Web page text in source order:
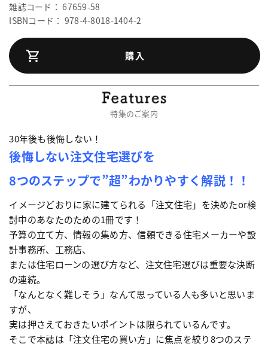
雑誌コード： 67659-58
ISBNコード： 978-4-8018-1404-2
購入
特集のご案内
30年後も後悔しない！
後悔しない注文住宅選びを
8つのステップで”超”わかりやすく解説！！
イメージどおりに家に建てられる「注文住宅」を決めたor検
討中のあなたのための1冊です！
予算の立て方、情報の集め方、信頼できる住宅メーカーや設
計事務所、工務店、
または住宅ローンの選び方など、注文住宅選びは重要な決断
の連続。
「なんとなく難しそう」なんて思っている人も多いと思いま
すが、
実は押さえておきたいポイントは限られているんです。
そこで本誌は「注文住宅の買い方」に焦点を絞り8つのステ